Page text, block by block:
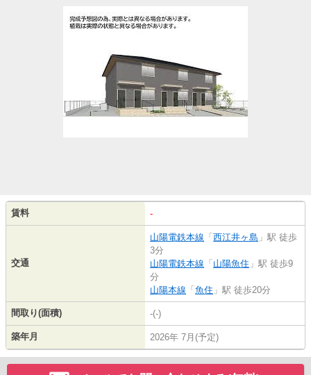
賃料 -
交通
山陽電鉄本線 「 西江井ヶ島 」駅 徒歩
3分
山陽電鉄本線 「 山陽魚住 」駅 徒歩9
分
山陽本線 「 魚住 」駅 徒歩20分
間取り(面積) -(-)
築年月 2026年 7月(予定)